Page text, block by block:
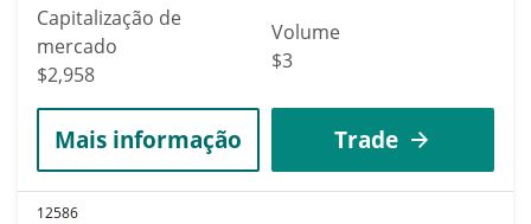
Capitalização de
mercado
$2,958
Volume
$3
Mais informação Trade
12586